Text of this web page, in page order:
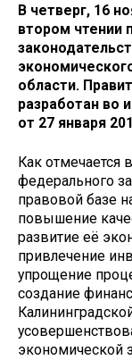
В четверг, 16
втором чтении
области.
разработан во
от 27 января
Как отмечается
федерального
правовой базе
повышение
развитие её
привлечение
упрощение
создание
экономической